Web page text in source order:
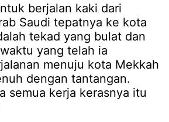
berjalan kaki dari
Saudi tepatnya ke kota
tekad yang bulat dan
yang telah ia
menuju kota Mekkah
dengan tantangan.
semua kerja kerasnya itu